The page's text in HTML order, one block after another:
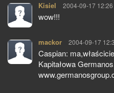
Kisiel pisze:
2004-09-17 12:26
wow!!!
mackor pisze:
2004-09-17
Caspian:
Kapitałowa